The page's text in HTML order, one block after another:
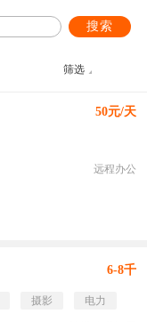
搜索
筛选
50元/天
远程办公
6-8千
摄影 电力